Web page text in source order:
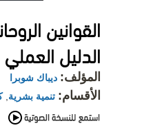
القوانين
الدليل
المؤلف: ديباك شوبرا
الأقسام: تنمية بشرية ,